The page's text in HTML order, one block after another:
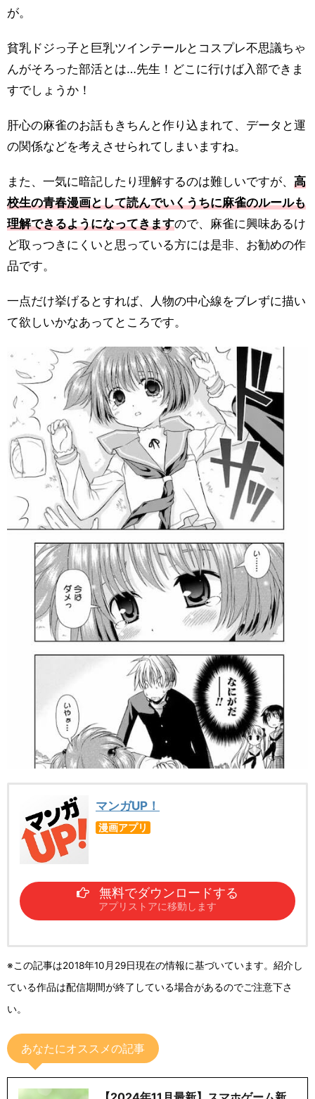
が。
貧乳ドジっ子と巨乳ツインテールとコスプレ不思議ちゃ
んがそろった部活とは…先生！どこに行けば入部できま
すでしょうか！
肝心の麻雀のお話もきちんと作り込まれて、データと運
の関係などを考えさせられてしまいますね。
また、一気に暗記したり理解するのは難しいですが、 高
校生の青春漫画として読んでいくうちに麻雀のルールも
理解できるようになってきますので、麻雀に興味あるけ
ど取っつきにくいと思っている方には是非、お勧めの作
品です。
一点だけ挙げるとすれば、人物の中心線をブレずに描い
て欲しいかなあってところです。
マンガUP！
漫画アプリ
無料でダウンロードする
アプリストアに移動します
※この記事は2018年10月29日現在の情報に基づいています。紹介し
ている作品は配信期間が終了している場合があるのでご注意下さ
い。
あなたにオススメの記事